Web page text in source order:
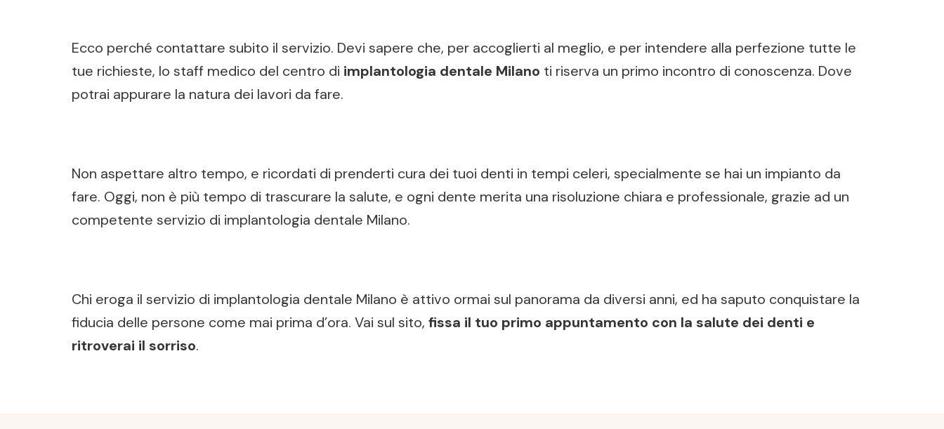
Ecco perché contattare subito il servizio. Devi sapere che, per accoglierti al meglio, e per intendere alla perfezione tutte le
tue richieste, lo staff medico del centro di implantologia dentale Milano ti riserva un primo incontro di conoscenza. Dove
potrai appurare la natura dei lavori da fare.
Non aspettare altro tempo, e ricordati di prenderti cura dei tuoi denti in tempi celeri, specialmente se hai un impianto da
fare. Oggi, non è più tempo di trascurare la salute, e ogni dente merita una risoluzione chiara e professionale, grazie ad un
competente servizio di implantologia dentale Milano.
Chi eroga il servizio di implantologia dentale Milano è attivo ormai sul panorama da diversi anni, ed ha saputo conquistare la
fiducia delle persone come mai prima d’ora. Vai sul sito, fissa il tuo primo appuntamento con la salute dei denti e
ritroverai il sorriso.